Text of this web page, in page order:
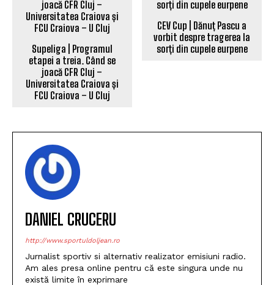
Supeliga | Programul
etapei a treia. Când se
joacă CFR Cluj –
Universitatea Craiova și
FCU Craiova – U Cluj
DANIEL CRUCERU
http://www.sportuldoljean.ro
Jurnalist sportiv si alternativ realizator emisiuni radio.
Am ales presa online pentru că este singura unde nu
există limite în exprimare